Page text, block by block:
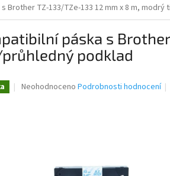
Brother TZ-133/TZe-133 12 mm x 8 m,
páska s
podklad
Průměrné
hvězdiček.
Neohodnoceno Podrobnosti hodnocení